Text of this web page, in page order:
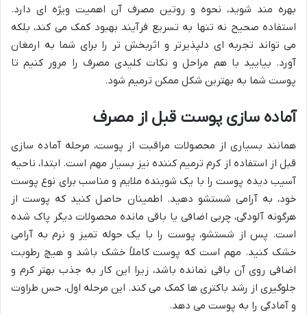
بهره مند شوید، نحوه و روتین مصرف آن اهمیت ویژه ای دارد.
استفاده صحیح نه تنها به تسریع فرآیند بهبود کمک می کند، بلکه
می تواند تجربه ای دلپذیرتر و اثربخش تر را برای شما به ارمغان
آورد. بیایید با هم مراحل و نکات کلیدی مصرف را مرور کنیم تا
پوست شما به بهترین شکل ممکن ترمیم شود.
آماده سازی پوست قبل از مصرف
همانند بسیاری از محصولات مراقبت از پوست، مرحله آماده سازی
قبل از استفاده از کرم ترمیم کننده نیز بسیار مهم است. ابتدا، ناحیه
آسیب دیده پوست را با یک شوینده ملایم و مناسب برای نوع پوست
خود، به آرامی شستشو دهید. اطمینان حاصل کنید که پوست از
هرگونه آلودگی، چربی اضافی یا باقی مانده محصولات دیگر پاک شده
است. پس از شستشو، پوست را با یک حوله تمیز و نرم به آرامی
خشک کنید. مهم است که پوست کاملاً خشک باشد و هیچ رطوبت
اضافی روی آن باقی نمانده باشد، زیرا این کار به جذب بهتر کرم و
جلوگیری از رشد باکتری ها کمک می کند. این مرحله اول، حس طراوت
و آمادگی را به پوست می دهد.